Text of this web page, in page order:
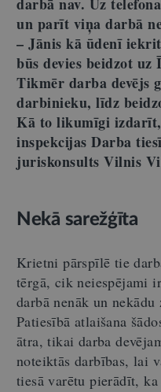
un parīt viņa darbā
– Jānis kā ūdenī
būs devies beidzot
Tikmēr darba devējs
darbinieku, līdz
Kā to likumīgi
inspekcijas Darba
juriskonsults Vilnis
Nekā sarežģīta
Krietni pārspīlē tie
tērgā, cik neiespējami
darbā nenāk un
Patiesībā atlaišana
ātra, tikai darba
noteiktās darbības, lai
tiesā varētu pierādīt,